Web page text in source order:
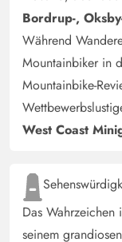
Schöne Lage -
Verbesserungen,
könnten. Ich
Bordrup-,
Während
Mountainbiker in
Mountainbike-
West Coast
Das Wahrzeichen
seinem